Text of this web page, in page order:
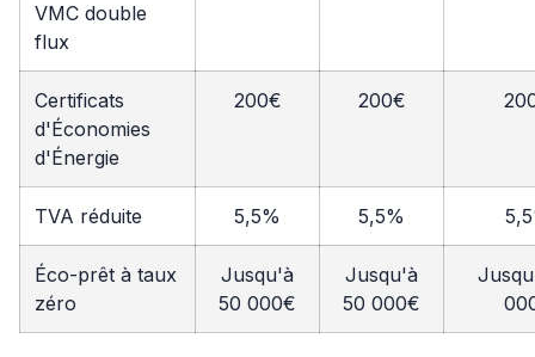
VMC double
flux
Certificats
d'Économies
d'Énergie
200€ 200€
TVA réduite 5,5% 5,5%
Éco-prêt à taux
zéro
Jusqu'à
50 000€
Jusqu'à
50 000€